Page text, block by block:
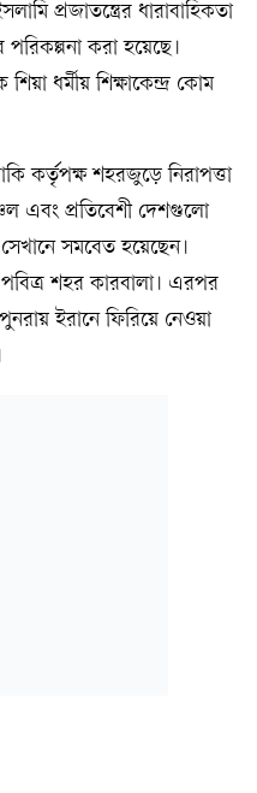
প্রজাতন্ত্রের ধারাবাহিকতা
করা হয়েছে।
ধর্মীয় শিক্ষাকেন্দ্র কোম
কর্তৃপক্ষ শহরজুড়ে নিরাপত্তা
এবং প্রতিবেশী দেশগুলো
সমবেত হয়েছেন।
পবিত্র শহর কারবালা। এরপর
ইরানে ফিরিয়ে নেওয়া